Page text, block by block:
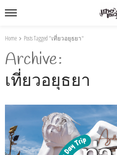
Home Posts Tagged "เที่ยวอยุธยา"
Archive
เที่ยวอยุธยา